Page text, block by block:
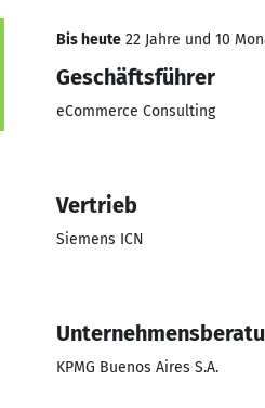
Bis heute 22 Jahre und 10
Geschäftsführer
eCommerce Consulting
Vertrieb
Siemens ICN
KPMG Buenos Aires S.A.